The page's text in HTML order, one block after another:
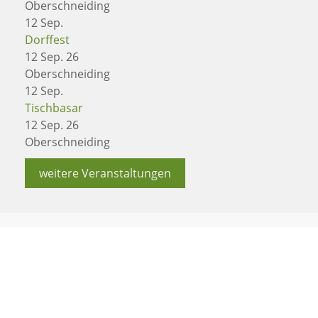
Oberschneiding
12 Sep.
Dorffest
12 Sep. 26
Oberschneiding
12 Sep.
Tischbasar
12 Sep. 26
Oberschneiding
weitere Veranstaltungen